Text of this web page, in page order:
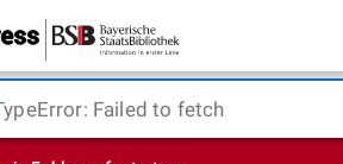
Failed to fetch